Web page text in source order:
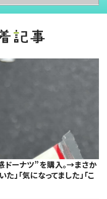
ドーナツ”を購入。→まさか
」「気になってました」「こ